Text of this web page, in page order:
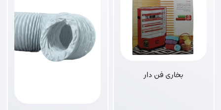
بخاری فن دار